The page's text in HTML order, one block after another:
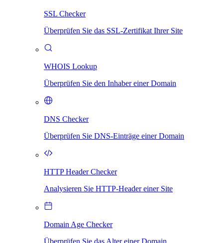
SSL Checker
Überprüfen Sie das SSL-Zertifikat Ihrer Site
WHOIS Lookup
Überprüfen Sie den Inhaber einer Domain
DNS Checker
Überprüfen Sie DNS-Einträge einer Domain
HTTP Header Checker
Analysieren Sie HTTP-Header einer Site
Domain Age Checker
Überprüfen Sie das Alter einer Domain